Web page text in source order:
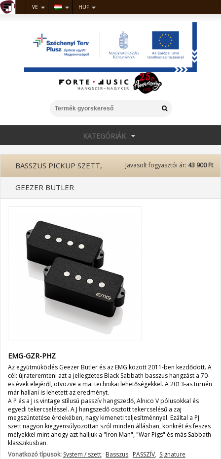
VE HUF
KATEGÓRIÁK
Javasolt fogyasztói ár: 43 900 Ft
BASSZUS PICKUP SZETT,
GEEZER BUTLER
EMG-GZR-PHZ
Az együtmüködés Geezer Butler és az EMG között 2011-ben kezdődött. A
cél: újrateremteni azt a jellegzetes Black Sabbath basszus hangzást a 70-
es évek elejéről, ötvözve a mai technikai lehetőségekkel. A 2013-as turnén
már hallani is lehetett az eredményt.
A P és a J is vintage stílusú passzív hangszedő, Alnico V pólusokkal és
egyedi tekercseléssel. A J hangszedő osztott tekercselésű a zaj
megszüntetése érdekében, nagy kimeneti teljesítménnyel. Ezáltal a PJ
szett nagyon kiegyensúlyozottan szól minden állásban, konkrét és feszes
mélyekkel mint ahogy azt halljuk a "Iron Man", "War Pigs" és más Sabbath
klasszikusban.
Vonatkozó típusok: System / szett, Basszus, PASSZÍV, Signature